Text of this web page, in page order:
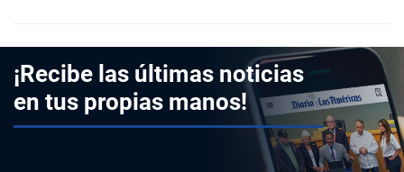
¡Recibe las últimas noticias
en tus propias manos!